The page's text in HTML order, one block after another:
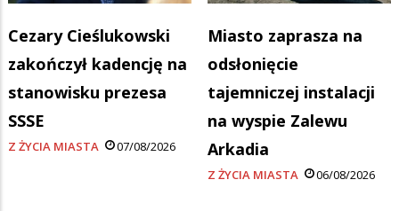
Cezary Cieślukowski
zakończył kadencję na
stanowisku prezesa
SSSE
Z ŻYCIA MIASTA 07/08/2026
Miasto zaprasza na
odsłonięcie
tajemniczej instalacji
na wyspie Zalewu
Arkadia
Z ŻYCIA MIASTA 06/08/2026